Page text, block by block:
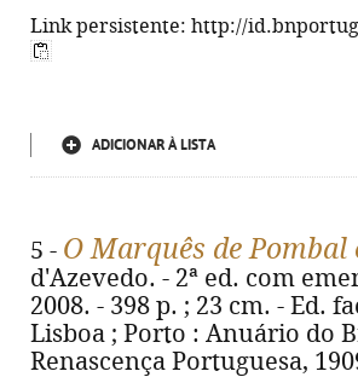
Link persistente: http://
ADICIONAR À LISTA
5 - O Marquês de Pombal
d'Azevedo. - 2ª ed. com
2008. - 398 p. ; 23 cm. - Ed.
Lisboa ; Porto : Anuário do
Renascença Portuguesa,